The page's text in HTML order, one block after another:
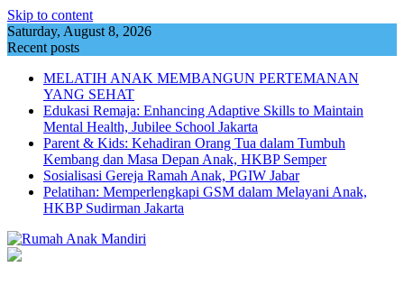
Skip to content
Saturday, August 8, 2026
Recent posts
MELATIH ANAK MEMBANGUN PERTEMANAN
YANG SEHAT
Edukasi Remaja: Enhancing Adaptive Skills to Maintain
Mental Health, Jubilee School Jakarta
Parent & Kids: Kehadiran Orang Tua dalam Tumbuh
Kembang dan Masa Depan Anak, HKBP Semper
Sosialisasi Gereja Ramah Anak, PGIW Jabar
Pelatihan: Memperlengkapi GSM dalam Melayani Anak,
HKBP Sudirman Jakarta